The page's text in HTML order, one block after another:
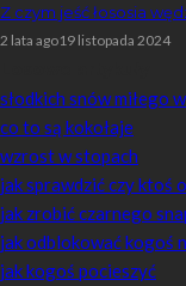
Z czym jeść łososia
2 lata ago19 listopada 2024
słodkich snów miłego
co to są kokołaje
wzrost w stopach
jak sprawdzić czy ktoś
jak zrobić czarnego
jak odblokować kogoś
jak kogoś pocieszyć